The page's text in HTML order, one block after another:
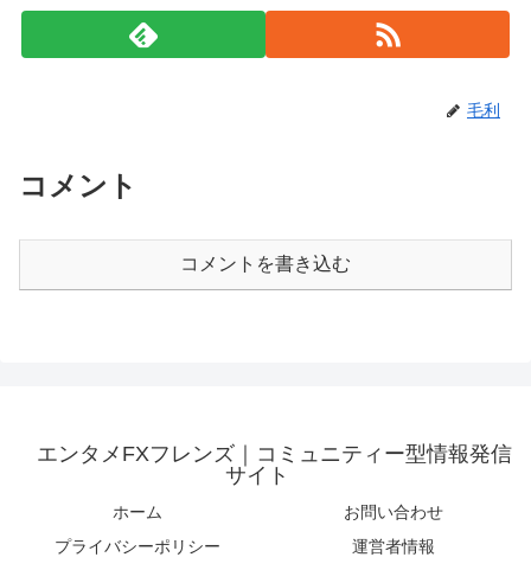
毛利
コメント
コメントを書き込む
エンタメFXフレンズ｜コミュニティー型情報発信
サイト
ホーム
お問い合わせ
プライバシーポリシー
運営者情報